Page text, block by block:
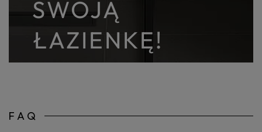
SWOJĄ
ŁAZIENKĘ!
FAQ